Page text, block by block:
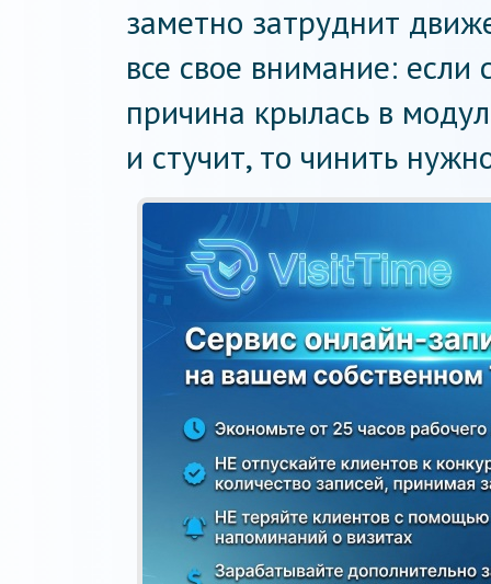
заметно затруднит
все свое внимание: если
причина крылась в
и стучит, то чинить